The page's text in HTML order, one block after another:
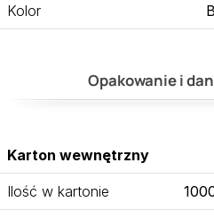
Kolor
Opakowanie i
Karton wewnętrzny
Ilość w kartonie